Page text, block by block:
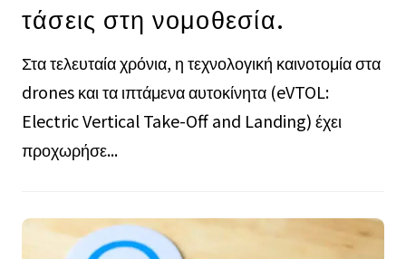
τάσεις στη νομοθεσία.
Στα τελευταία χρόνια, η τεχνολογική καινοτομία στα
drones και τα ιπτάμενα αυτοκίνητα (eVTOL:
Electric Vertical Take-Off and Landing) έχει
προχωρήσε...